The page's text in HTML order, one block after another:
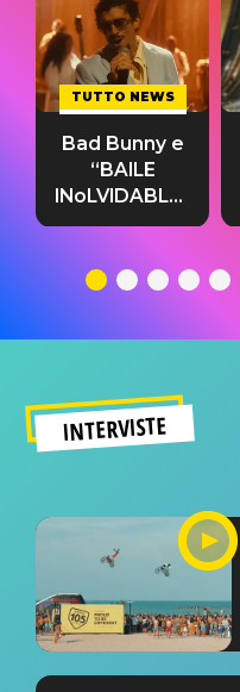
TUTTO NEWS
Bad Bunny e
“BAILE
INoLVIDABLE”:
testo,
significato
INTERVISTE